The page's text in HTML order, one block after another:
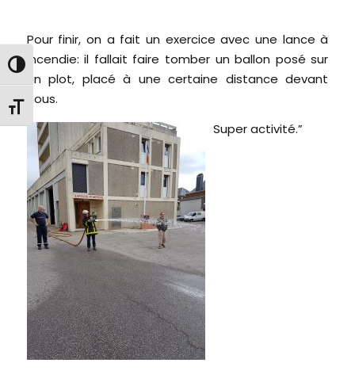
Passer en contraste élevé
Changer la taille de la police
Pour finir, on a fait un exercice avec une lance à
incendie: il fallait faire tomber un ballon posé sur
un plot, placé à une certaine distance devant
nous.
Super activité.”